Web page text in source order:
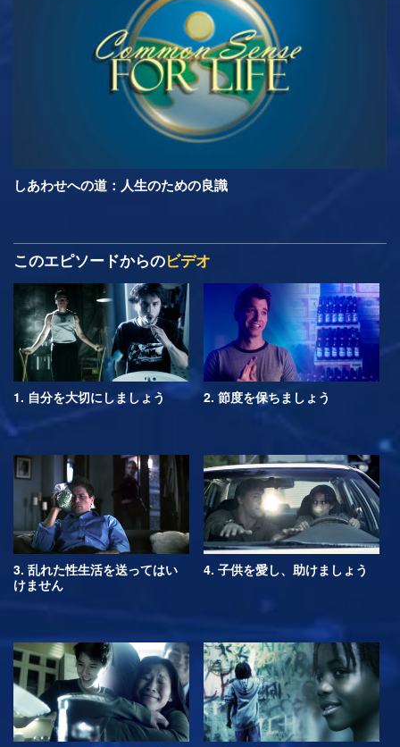
しあわせへの道：人生のための良識
このエピソードからのビデオ
1. 自分を大切にしましょう 2. 節度を保ちましょう
3. 乱れた性生活を送ってはい
けません
4. 子供を愛し、助けましょう